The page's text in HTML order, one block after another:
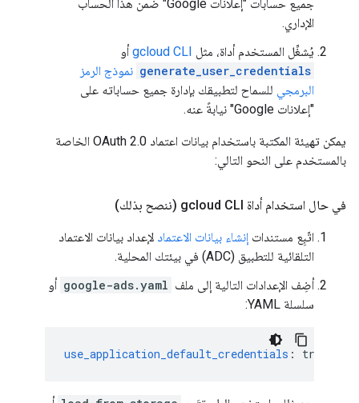
جميع حسابات "إعلانات Google" ضمن هذا الحساب
الإداري.
يُشغِّل المستخدم أداة، مثل gcloud CLIأو
generate_user_credentials نموذج الرمز
البرمجي للسماح لتطبيقك بإدارة جميع حساباته على
"إعلانات Google" نيابةً عنه.
يمكن تهيئة المكتبة باستخدام بيانات اعتماد OAuth 2.0 الخاصة
بالمستخدم على النحو التالي:
في حال استخدام أداة gcloud CLI (ننصح بذلك)
اتّبِع مستندات إنشاء بيانات الاعتماد لإعداد بيانات الاعتماد
التلقائية للتطبيق (ADC) في بيئتك المحلية.
أضِف الإعدادات التالية إلى ملف google-ads.yaml أو
سلسلة YAML:
use_application_default_credentials : true